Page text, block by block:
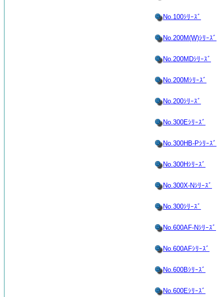
No.100ｼﾘｰｽﾞ
No.200M(W)ｼﾘｰｽﾞ
No.200MDｼﾘｰｽﾞ
No.200Mｼﾘｰｽﾞ
No.200ｼﾘｰｽﾞ
No.300Eｼﾘｰｽﾞ
No.300HB-Pｼﾘｰｽﾞ
No.300Hｼﾘｰｽﾞ
No.300X-Nｼﾘｰｽﾞ
No.300ｼﾘｰｽﾞ
No.600AF-Nｼﾘｰｽﾞ
No.600AFｼﾘｰｽﾞ
No.600Bｼﾘｰｽﾞ
No.600Eｼﾘｰｽﾞ